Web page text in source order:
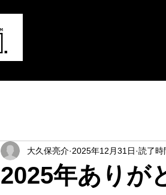
2025年ありが
大久保亮介 2025年12月31日 読了時